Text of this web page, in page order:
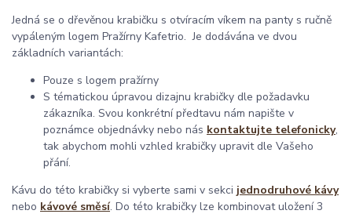
Jedná se o dřevěnou krabičku s otvíracím víkem na panty s ručně
vypáleným logem Pražírny Kafetrio. Je dodávána ve dvou
základních variantách:
Pouze s logem pražírny
S tématickou úpravou dizajnu krabičky dle požadavku
zákazníka. Svou konkrétní předtavu nám napište v
poznámce objednávky nebo nás kontaktujte telefonicky,
tak abychom mohli vzhled krabičky upravit dle Vašeho
přání.
Kávu do této krabičky si vyberte sami v sekci jednodruhové kávy
nebo kávové směsí. Do této krabičky lze kombinovat uložení 3